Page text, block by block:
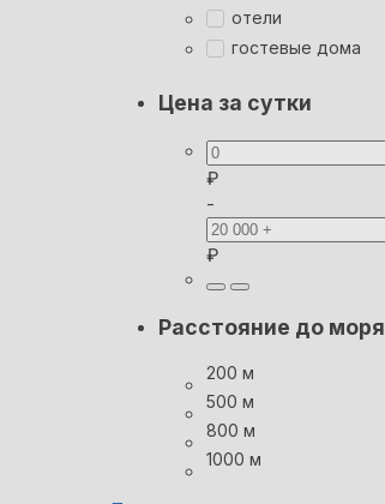
отели
гостевые дома
Цена за сутки
₽
-
₽
Расстояние до моря
200 м
500 м
800 м
1000 м